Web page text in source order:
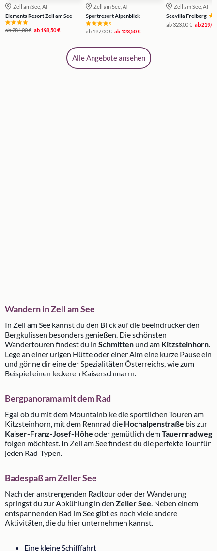
Zell am See, AT
Elements Resort Zell am See
ab284,00 € ab 198,50 €
Zell am See, AT
Sportresort Alpenblick
s
ab197,00 € ab 123,50 €
Zell am See, AT
Seevilla Freiberg
ab323,00 € ab
Alle Angebote ansehen
Wandern in Zell am See
In Zell am See kannst du den Blick auf die beeindruckenden
Bergkulissen besonders genießen. Die schönsten
Wandertouren findest du in Schmitten und am Kitzsteinhorn.
Lege an einer urigen Hütte oder einer Alm eine kurze Pause ein
und gönne dir eine der Spezialitäten Österreichs, wie zum
Beispiel einen leckeren Kaiserschmarrn.
Bergpanorama mit dem Rad
Egal ob du mit dem Mountainbike die sportlichen Touren am
Kitzsteinhorn, mit dem Rennrad die Hochalpenstraße bis zur
Kaiser-Franz-Josef-Höhe oder gemütlich demTauernradweg
folgen möchtest. In Zell am See findest du die perfekte Tour für
jeden Rad-Typen.
Badespaß am Zeller See
Nach der anstrengenden Radtour oder der Wanderung
springst du zur Abkühlung in den Zeller See. Neben einem
entspannenden Bad im See gibt es noch viele andere
Aktivitäten, die du hier unternehmen kannst.
Eine kleine Schifffahrt